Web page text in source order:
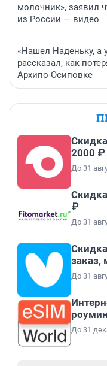
молочник», заявил
из России — видео
«Нашел Наденьку, а
рассказал, как
Архипо-Осиповке
2000 ₽
До 31
₽
До 31
заказ,
До 31
До 31